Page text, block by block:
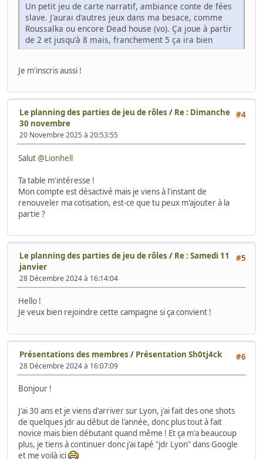
Un petit jeu de carte narratif, ambiance conte de fées
slave. J'aurai d'autres jeux dans ma besace, comme
Roussalka ou encore Dead house (vo). Ça joue à partir
de 2 et jusqu'à 8 mais, franchement 5 ça ira bien
Je m'inscris aussi !
#4
Le planning des parties de jeu de rôles / Re : Dimanche
30 novembre
20 Novembre 2025 à 20:53:55
Salut@Lionhell
Ta table m'intéresse !
Mon compte est désactivé mais je viens à l'instant de
renouveler ma cotisation, est-ce que tu peux m'ajouter à la
partie ?
#5
Le planning des parties de jeu de rôles / Re : Samedi 11
janvier
28 Décembre 2024 à 16:14:04
Hello !
Je veux bien rejoindre cette campagne si ça convient !
#6
Présentations des membres / Présentation Sh0tj4ck
28 Décembre 2024 à 16:07:09
Bonjour !
J'ai 30 ans et je viens d'arriver sur Lyon, j'ai fait des one shots
de quelques jdr au début de l'année, donc plus tout à fait
novice mais bien débutant quand même ! Et ça m'a beaucoup
plus, je tiens à continuer donc j'ai tapé "jdr Lyon" dans Google
et me voilà ici